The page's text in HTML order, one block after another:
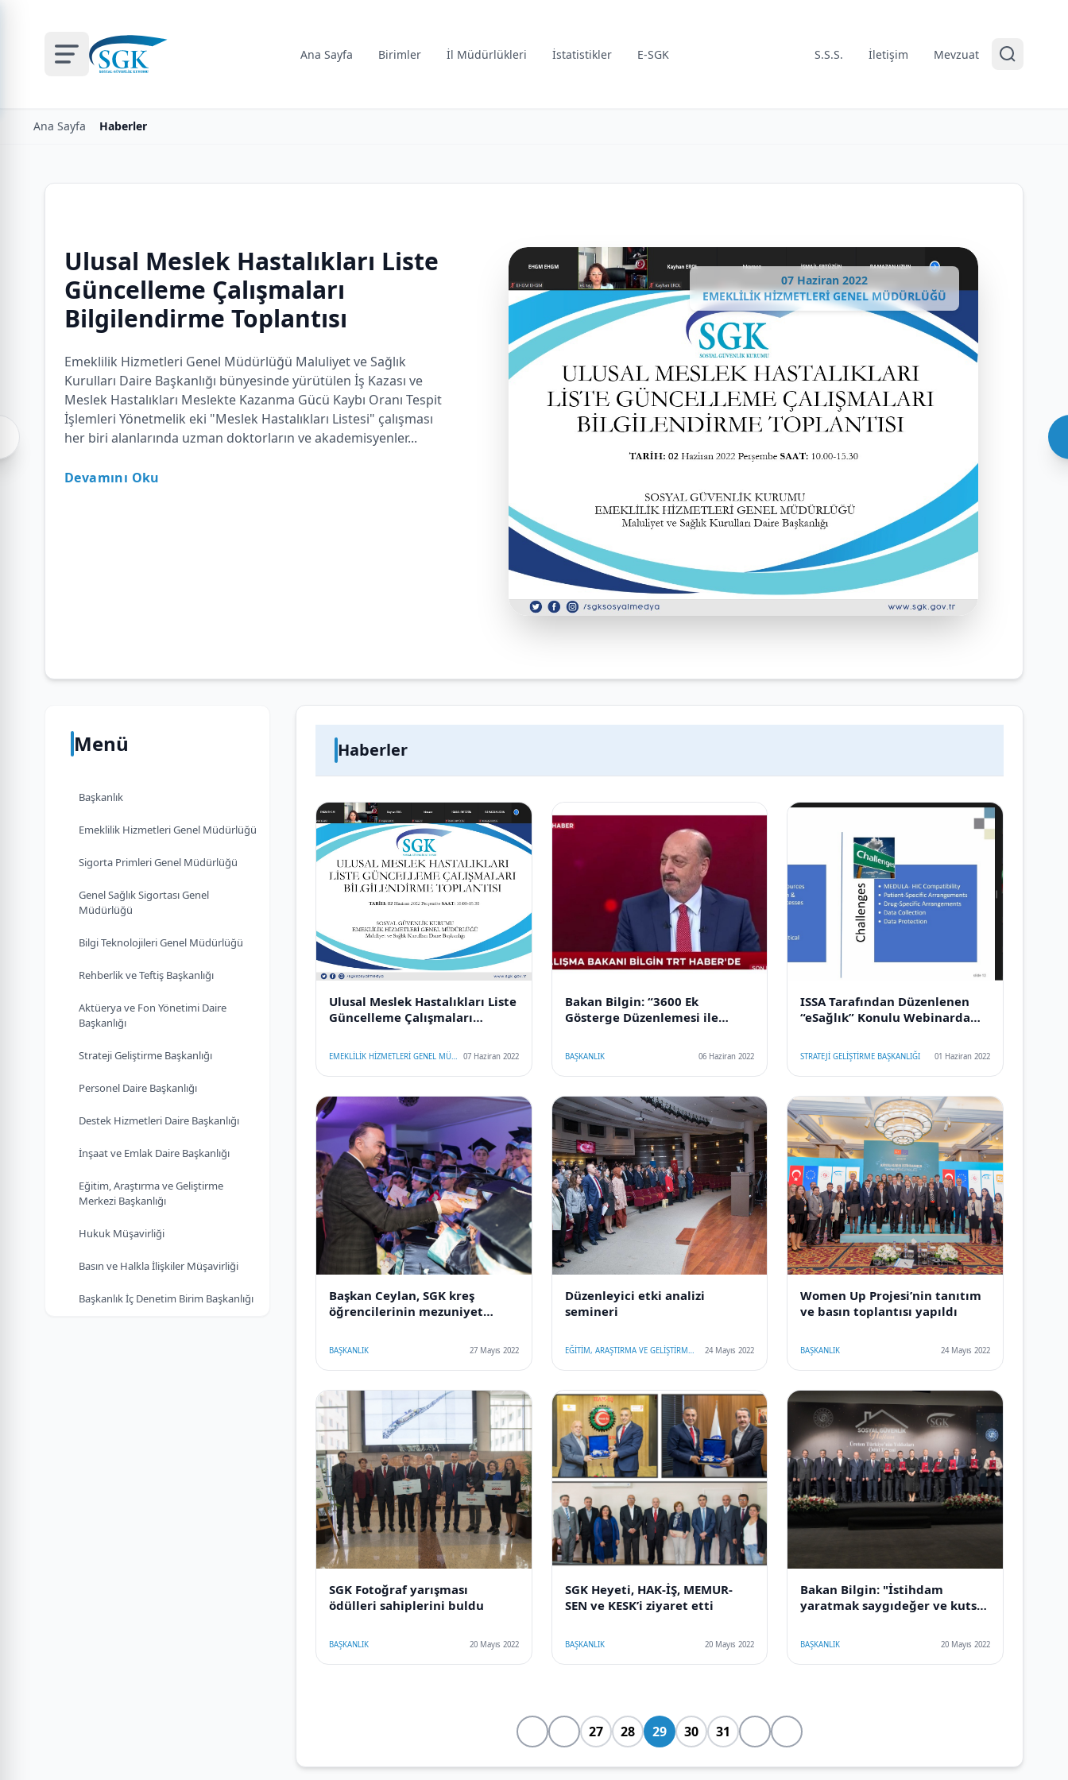
Ana Sayfa Birimler İl Müdürlükleri İstatistikler E-SGK S.S.S. İletişim Mevzuat
Ana Sayfa Haberler
Ulusal Meslek Hastalıkları Liste
Güncelleme Çalışmaları
Bilgilendirme Toplantısı
Emeklilik Hizmetleri Genel Müdürlüğü Maluliyet ve Sağlık
Kurulları Daire Başkanlığı bünyesinde yürütülen İş Kazası ve
Meslek Hastalıkları Meslekte Kazanma Gücü Kaybı Oranı Tespit
İşlemleri Yönetmelik eki "Meslek Hastalıkları Listesi" çalışması
her biri alanlarında uzman doktorların ve akademisyenler...
Devamını Oku
07 Haziran 2022
EMEKLİLİK HİZMETLERİ GENEL MÜDÜRLÜĞÜ
Menü
Başkanlık
Emeklilik Hizmetleri Genel Müdürlüğü
Sigorta Primleri Genel Müdürlüğü
Genel Sağlık Sigortası Genel
Müdürlüğü
Bilgi Teknolojileri Genel Müdürlüğü
Rehberlik ve Teftiş Başkanlığı
Aktüerya ve Fon Yönetimi Daire
Başkanlığı
Strateji Geliştirme Başkanlığı
Personel Daire Başkanlığı
Destek Hizmetleri Daire Başkanlığı
İnşaat ve Emlak Daire Başkanlığı
Eğitim, Araştırma ve Geliştirme
Merkezi Başkanlığı
Hukuk Müşavirliği
Basın ve Halkla İlişkiler Müşavirliği
Başkanlık İç Denetim Birim Başkanlığı
Haberler
Ulusal Meslek Hastalıkları Liste
Güncelleme Çalışmaları
EMEKLİLİK HİZMETLERİ GENEL MÜDÜRLÜĞÜ 07 Haziran 2022
Bakan Bilgin: “3600 Ek
Gösterge Düzenlemesi ile
BAŞKANLIK 06 Haziran 2022
ISSA Tarafından Düzenlenen
“eSağlık” Konulu Webinarda
Sunum Gerçekleştirildi
STRATEJİ GELİŞTİRME BAŞKANLIĞI 01 Haziran 2022
Başkan Ceylan, SGK kreş
öğrencilerinin mezuniyet
BAŞKANLIK 27 Mayıs 2022
Düzenleyici etki analizi
semineri
EĞİTİM, ARAŞTIRMA VE GELİŞTİRME MERKEZİ BAŞKANLIĞI 24 Mayıs 2022
Women Up Projesi’nin tanıtım
ve basın toplantısı yapıldı
BAŞKANLIK 24 Mayıs 2022
SGK Fotoğraf yarışması
ödülleri sahiplerini buldu
BAŞKANLIK 20 Mayıs 2022
SGK Heyeti, HAK-İŞ, MEMUR-
SEN ve KESK’i ziyaret etti
BAŞKANLIK 20 Mayıs 2022
Bakan Bilgin: "İstihdam
yaratmak saygıdeğer ve kutsal
BAŞKANLIK 20 Mayıs 2022
27 28 29 30 31